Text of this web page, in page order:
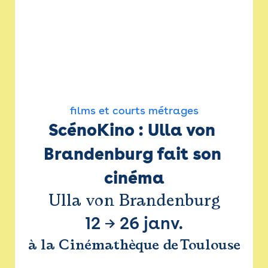
films et courts métrages
ScénoKino : Ulla von
Brandenburg fait son
cinéma
Ulla von Brandenburg
12 → 26 janv.
à la Cinémathèque de Toulouse